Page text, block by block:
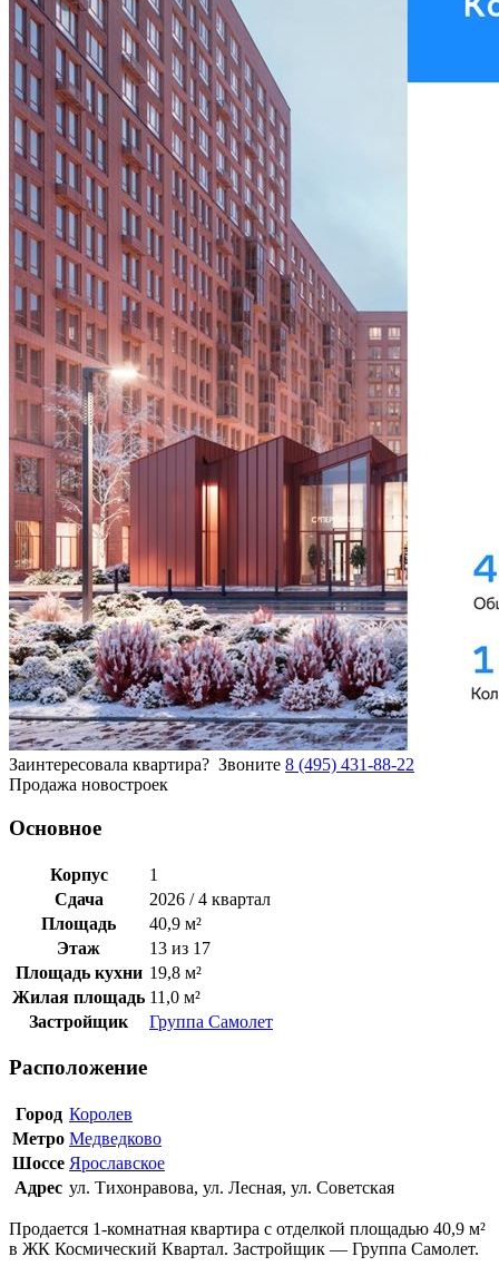
Заинтересовала квартира? Звоните 8 (495) 431-88-22
Продажа новостроек
Основное
Корпус
1
Сдача
2026 / 4 квартал
Площадь
40,9 м²
Этаж
13 из 17
Площадь кухни 19,8 м²
Жилая площадь 11,0 м²
Застройщик
Группа Самолет
Расположение
Город Королев
Метро Медведково
Шоссе Ярославское
Адрес ул. Тихонравова, ул. Лесная, ул. Советская
Продается 1-комнатная квартира с отделкой площадью 40,9 м²
в ЖК Космический Квартал. Застройщик — Группа Самолет.